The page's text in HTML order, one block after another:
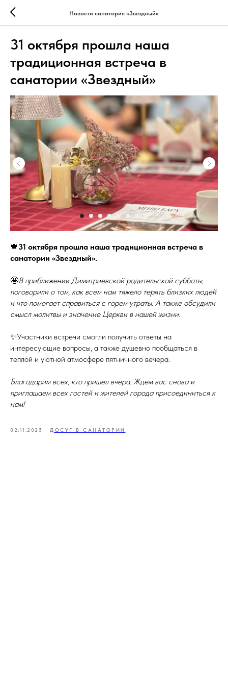
Новости санатория «Звездный»
31 октября прошла наша
традиционная встреча в
санатории «Звездный»
🍁31 октября прошла наша традиционная встреча в
санатории «Звездный».
🤩В приближении Димитриевской родительской субботы,
поговорили о том, как всем нам тяжело терять близких людей
и что помогает справиться с горем утраты. А также обсудили
смысл молитвы и значение Церкви в нашей жизни.
✨Участники встречи смогли получить ответы на
интересующие вопросы, а также душевно пообщаться в
теплой и уютной атмосфере пятничного вечера.
Благодарим всех, кто пришел вчера. Ждем вас снова и
приглашаем всех гостей и жителей города присоединиться к
нам!
02.11.2025 ДОСУГ В САНАТОРИИ